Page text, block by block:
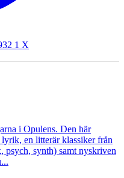
1 X
i Opulens. Den här
en litterär klassiker från
synth) samt nyskriven